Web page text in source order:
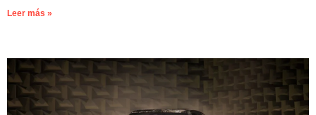
Leer más »